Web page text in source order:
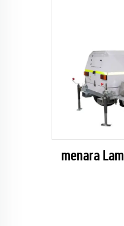
menara